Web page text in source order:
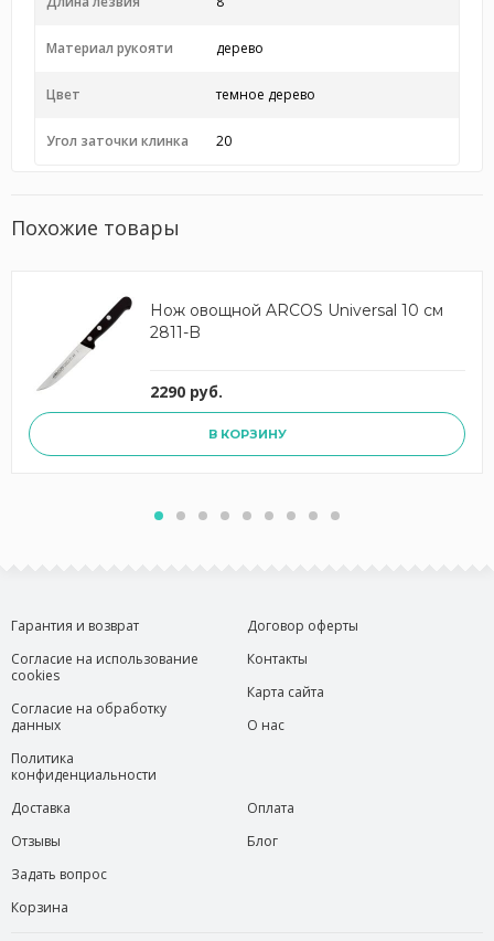
Материал рукояти дерево
Цвет темное дерево
Угол заточки клинка 20
Похожие товары
Нож овощной ARCOS Universal 10 см
2811-B
2290 руб.
В КОРЗИНУ
Гарантия и возврат
Согласие на использование
cookies
Согласие на обработку
данных
Политика
конфиденциальности
Договор оферты
Контакты
Карта сайта
О нас
Доставка
Отзывы
Задать вопрос
Корзина
Оплата
Блог